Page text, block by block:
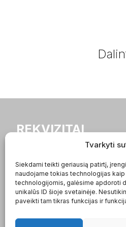
Tvarkyti
Siekdami teikti geriausią patirtį,
naudojame tokias technologijas
technologijomis, galėsime apdoroti
unikalūs ID šioje svetainėje.
paveikti tam tikras funkcijas ir
REKVIZITAI
Įmonės kodas:
302936887
PVM kodas:
LT100007618618